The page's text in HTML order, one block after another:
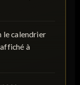
le calendrier
à